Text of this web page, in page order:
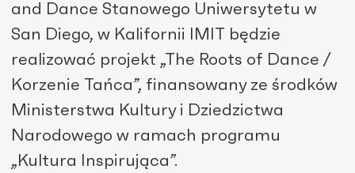
and Dance Stanowego Uniwersytetu w
San Diego, w Kalifornii IMIT będzie
realizować projekt „The Roots of Dance /
Korzenie Tańca”, finansowany ze środków
Ministerstwa Kultury i Dziedzictwa
Narodowego w ramach programu
„Kultura Inspirująca”.